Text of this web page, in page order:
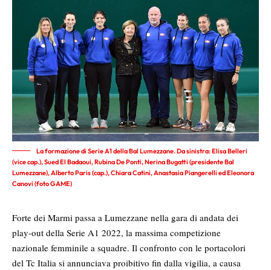
La formazione di Serie A1 della Bal Lumezzane. Da sinistra: Elisa Belleri
(vice cap.), Sued El Badaoui, Rubina De Ponti, Nerina Bugatti (presidente Bal
Lumezzane), Alberto Paris (cap.), Chiara Catini, Anastasia Piangerelli ed Eleonora
Canovi (foto GAME)
Forte dei Marmi passa a Lumezzane nella gara di andata dei
play-out della Serie A1 2022, la massima competizione
nazionale femminile a squadre. Il confronto con le portacolori
del Tc Italia si annunciava proibitivo fin dalla vigilia, a causa